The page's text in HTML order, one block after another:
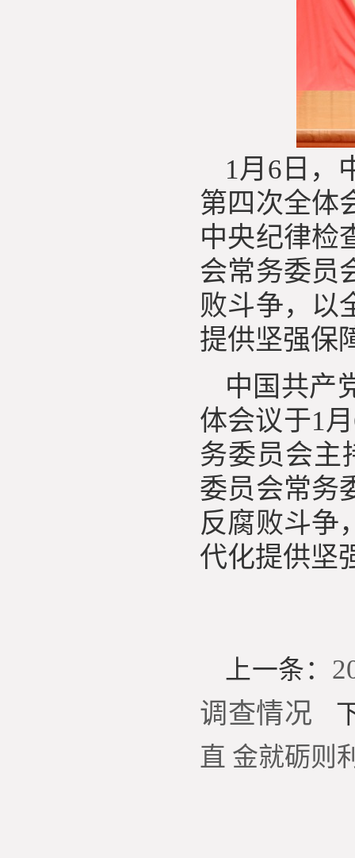
1月6日，
第四次全体
中央纪律检
会常务委员
败斗争，以
提供坚强保
中国共产
体会议于1
务委员会主
委员会常务
反腐败斗争
代化提供坚
上一条：
调查情况
直 金就砺则